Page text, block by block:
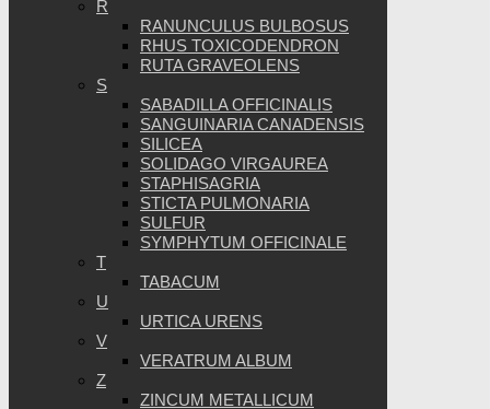
R
RANUNCULUS BULBOSUS
RHUS TOXICODENDRON
RUTA GRAVEOLENS
S
SABADILLA OFFICINALIS
SANGUINARIA CANADENSIS
SILICEA
SOLIDAGO VIRGAUREA
STAPHISAGRIA
STICTA PULMONARIA
SULFUR
SYMPHYTUM OFFICINALE
T
TABACUM
U
URTICA URENS
V
VERATRUM ALBUM
Z
ZINCUM METALLICUM